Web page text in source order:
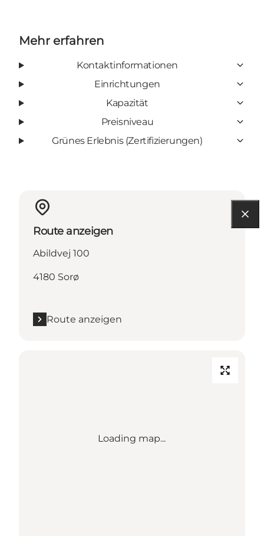
Mehr erfahren
Kontaktinformationen
Einrichtungen
Kapazität
Preisniveau
Grünes Erlebnis (Zertifizierungen)
Route anzeigen
Abildvej 100
4180 Sorø
Route anzeigen
Loading map...